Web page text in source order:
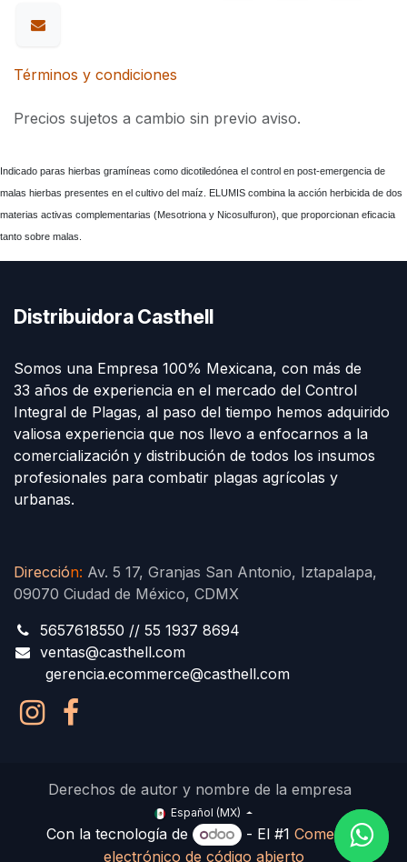
Términos y condiciones
Precios sujetos a cambio sin previo aviso.
Indicado paras hierbas gramíneas como dicotiledónea el control en post-emergencia de
malas hierbas presentes en el cultivo del maíz. ELUMIS combina la acción herbicida de dos
materias activas complementarias (Mesotriona y Nicosulfuron), que proporcionan eficacia
tanto sobre malas.
Distribuidora Casthell
Somos una Empresa 100% Mexicana, con más de
33 años de experiencia en el mercado del Control
Integral de Plagas, al paso del tiempo hemos adquirido
valiosa experiencia que nos llevo a enfocarnos a la
comercialización y distribución de todos los insumos
profesionales para combatir plagas agrícolas y
urbanas.
Dirección: Av. 5 17, Granjas San Antonio, Iztapalapa,
09070 Ciudad de México, CDMX
5657618550 // 55 1937 8694
ventas@casthell.com
gerencia.ecommerce@casthell.com
Derechos de autor y nombre de la empresa
Español (MX)
Con la tecnología de - El #1Comercio
electrónico de código abierto